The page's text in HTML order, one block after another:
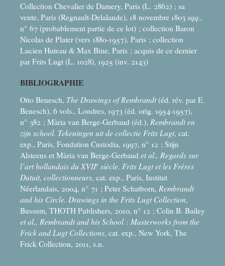
Collection Chevalier de Damery, Paris (L. 2862) ; sa
vente, Paris (Regnault-Delalande), 18 novembre 1803sqq.,
n° 67 (probablement partie de ce lot) ; collection Baron
Nicolas de Plater (vers 1880-1957), Paris ; collection
Lucien Huteau & Max Bine, Paris ; acquis de ce dernier
par Frits Lugt (L. 1028), 1925 (inv. 2143)
BIBLIOGRAPHIE
Otto Benesch, The Drawings of Rembrandt(éd. rév. par E.
Benesch), 6 vols., Londres, 1973 (éd. orig. 1954-1957),
n° 382 ; Mària van Berge-Gerbaud (éd.), Rembrandt en
zijn school. Tekeningen uit de collectie Frits Lugt, cat.
exp., Paris, Fondation Custodia, 1997, n° 12 ; Stijn
Alsteens et Mària van Berge-Gerbaudet al., Regards sur
l’art hollandais du XVIIe siècle. Frits Lugt et les Frères
Dutuit, collectionneurs, cat. exp., Paris, Institut
Néerlandais, 2004, n° 71 ; Peter Schatborn, Rembrandt
and his Circle. Drawings in the Frits Lugt Collection,
Bussum, THOTH Publishers, 2010, n° 12 ; Colin B. Bailey
et al., Rembrandt and his School : Masterworks from the
Frick and Lugt Collections, cat. exp., New York, The
Frick Collection, 2011, s.n.